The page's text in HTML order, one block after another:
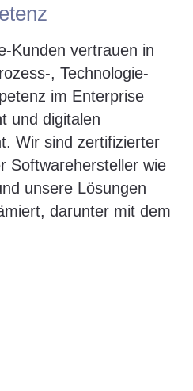
Kunden vertrauen in
, Technologie-
im Enterprise
und digitalen
Wir sind zertifizierter
Softwarehersteller wie
unsere Lösungen
darunter mit dem